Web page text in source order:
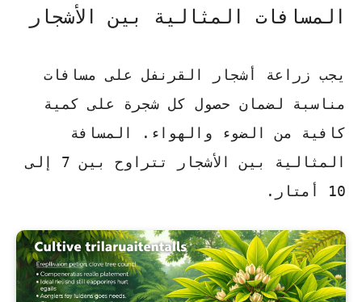
المسافات المثالية بين الأشجار
يجب زراعة أشجار القرنفل على مسافات
مناسبة لضمان حصول كل شجرة على كمية
كافية من الضوء والهواء. المسافة
المثالية بين الأشجار تتراوح بين 7 إلى
10 أمتار.